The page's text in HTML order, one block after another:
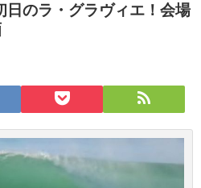
日のラ・グラヴィエ！会場